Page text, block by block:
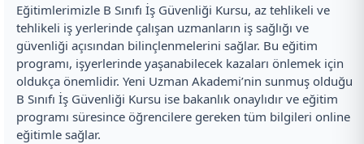
Eğitimlerimizle B Sınıfı İş Güvenliği Kursu, az tehlikeli ve
tehlikeli iş yerlerinde çalışan uzmanların iş sağlığı ve
güvenliği açısından bilinçlenmelerini sağlar. Bu eğitim
programı, işyerlerinde yaşanabilecek kazaları önlemek için
oldukça önemlidir. Yeni Uzman Akademi’nin sunmuş olduğu
B Sınıfı İş Güvenliği Kursu ise bakanlık onaylıdır ve eğitim
programı süresince öğrencilere gereken tüm bilgileri online
eğitimle sağlar.